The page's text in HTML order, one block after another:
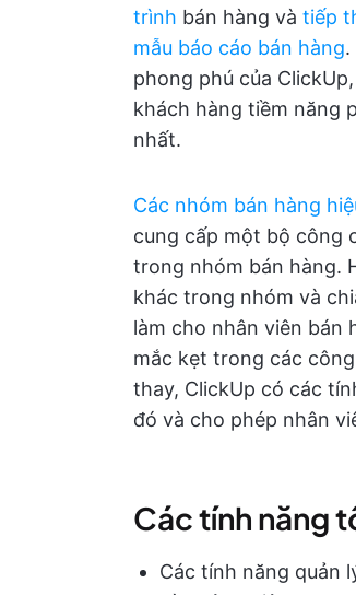
trình bán hàng và tiếp
mẫu báo cáo bán hàng.
phong phú của
khách hàng tiềm năng
nhất.
Các nhóm bán hàng
cung cấp một bộ công
trong nhóm bán hàng.
khác trong nhóm và
làm cho nhân viên bán
mắc kẹt trong các
thay, ClickUp có các
đó và cho phép nhân
Các tính năng
Các tính năng quản